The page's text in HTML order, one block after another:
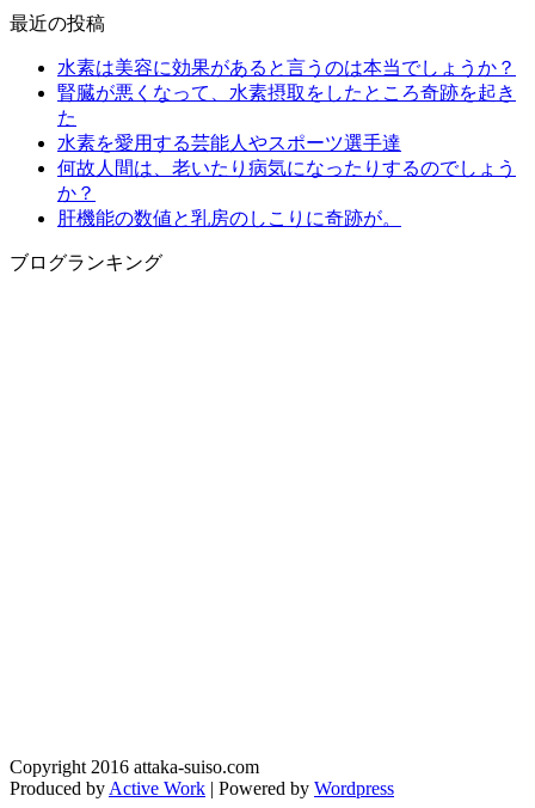
最近の投稿
水素は美容に効果があると言うのは本当でしょうか？
腎臓が悪くなって、水素摂取をしたところ奇跡を起き
た
水素を愛用する芸能人やスポーツ選手達
何故人間は、老いたり病気になったりするのでしょう
か？
肝機能の数値と乳房のしこりに奇跡が。
ブログランキング
Copyright 2016 attaka-suiso.com
Produced by Active Work | Powered by Wordpress